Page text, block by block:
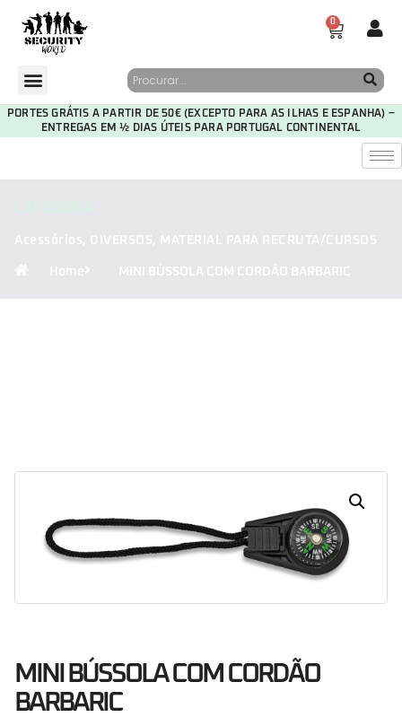
0
PORTES GRÁTIS A PARTIR DE 50€ (EXCEPTO PARA AS ILHAS E ESPANHA) –
ENTREGAS EM ½ DIAS ÚTEIS PARA PORTUGAL CONTINENTAL
Acessórios, DIVERSOS, MATERIAL PARA RECRUTA/CURSOS
Home MINI BÚSSOLA COM CORDÃO BARBARIC
MINI BÚSSOLA COM CORDÃO
BARBARIC